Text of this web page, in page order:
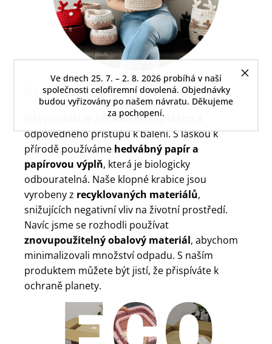
Ve dnech 25. 7. – 2. 8. 2026 probíhá v naší
společnosti celofiremní dovolená. Objednávky
budou vyřizovány po našem návratu. Děkujeme
za pochopení.
Balíme ekologicky
Náš produkt je zárukou ekologického a
odpovědného přístupu k balení. S láskou k
přírodě používáme hedvábný papír a
papírovou výplň, která je biologicky
odbouratelná. Naše klopné krabice jsou
vyrobeny z recyklovaných materiálů,
snižujících negativní vliv na životní prostředí.
Navíc jsme se rozhodli používat
znovupoužitelný obalový materiál, abychom
minimalizovali množství odpadu. S naším
produktem můžete být jistí, že přispíváte k
ochraně planety.